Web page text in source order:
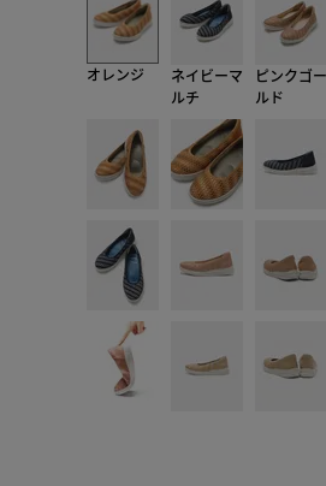
オレンジ
ネイビーマ
ルチ
ピンクゴー
ルド